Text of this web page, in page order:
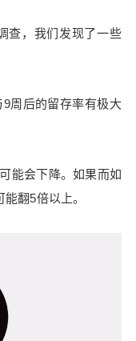
查，我们发现了一些
周后的留存率有极大
能会下降。如果而如
翻5倍以上。
两点，便能开发
参考： https://s
藏